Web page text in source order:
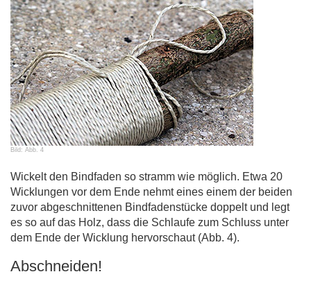
Bild: Abb. 4
Wickelt den Bindfaden so stramm wie möglich. Etwa 20
Wicklungen vor dem Ende nehmt eines einem der beiden
zuvor abgeschnittenen Bindfadenstücke doppelt und legt
es so auf das Holz, dass die Schlaufe zum Schluss unter
dem Ende der Wicklung hervorschaut (Abb. 4).
Abschneiden!